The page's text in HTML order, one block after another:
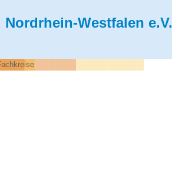
Westfalen e.V.